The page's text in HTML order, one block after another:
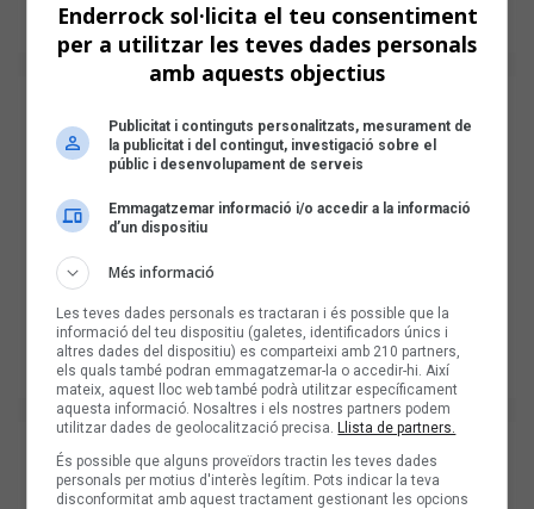
Enderrock sol·licita el teu consentiment
per a utilitzar les teves dades personals
amb aquests objectius
Publicitat i continguts personalitzats, mesurament de
la publicitat i del contingut, investigació sobre el
públic i desenvolupament de serveis
Emmagatzemar informació i/o accedir a la informació
d’un dispositiu
Més informació
Les teves dades personals es tractaran i és possible que la
informació del teu dispositiu (galetes, identificadors únics i
altres dades del dispositiu) es comparteixi amb 210 partners,
els quals també podran emmagatzemar-la o accedir-hi. Així
mateix, aquest lloc web també podrà utilitzar específicament
aquesta informació. Nosaltres i els nostres partners podem
utilitzar dades de geolocalització precisa. Llista de partners.
És possible que alguns proveïdors tractin les teves dades
personals per motius d'interès legítim. Pots indicar la teva
disconformitat amb aquest tractament gestionant les opcions